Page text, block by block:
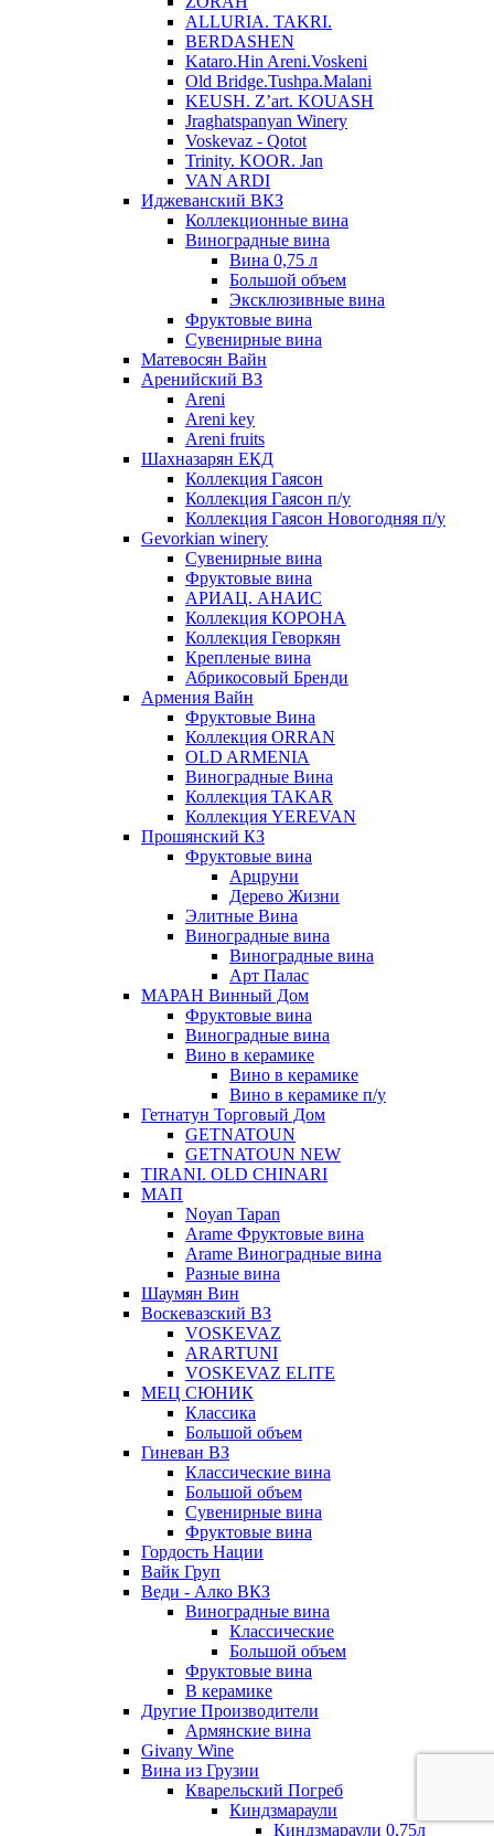
ALLURIA. TAKRI.
BERDASHEN
Kataro.Hin Areni.Voskeni
Old Bridge.Tushpa.Malani
KEUSH. Z’art. KOUASH
Jraghatspanyan Winery
Voskevaz - Qotot
Trinity. KOOR. Jan
VAN ARDI
Иджеванский ВКЗ
Коллекционные вина
Виноградные вина
Вина 0,75 л
Большой объем
Эксклюзивные вина
Фруктовые вина
Cувенирные вина
Матевосян Вайн
Аренийский ВЗ
Areni
Areni key
Areni fruits
Шахназарян ЕКД
Коллекция Гаясон
Коллекция Гаясон п/у
Коллекция Гаясон Новогодняя п/у
Gevorkian winery
Сувенирные вина
Фруктовые вина
АРИАЦ. АНАИС
Коллекция КОРОНА
Коллекция Геворкян
Крепленые вина
Абрикосовый Бренди
Армения Вайн
Фруктовые Вина
Коллекция ORRAN
OLD ARMENIA
Виноградные Вина
Коллекция TAKAR
Коллекция YEREVAN
Прошянский КЗ
Фруктовые вина
Арцруни
Дерево Жизни
Элитные Вина
Виноградные вина
Виноградные вина
Арт Палас
МАРАН Винный Дом
Фруктовые вина
Виноградные вина
Вино в керамике
Вино в керамике
Вино в керамике п/у
Гетнатун Торговый Дом
GETNATOUN
GETNATOUN NEW
TIRANI. OLD CHINARI
МАП
Noyan Tapan
Arame Фруктовые вина
Arame Виноградные вина
Разные вина
Шаумян Вин
Воскевазский ВЗ
VOSKEVAZ
ARARTUNI
VOSKEVAZ ELITE
МЕЦ СЮНИК
Классика
Большой объем
Гиневан ВЗ
Классические вина
Большой объем
Сувенирные вина
Фруктовые вина
Гордость Нации
Вайк Груп
Веди - Алко ВКЗ
Виноградные вина
Классические
Большой объем
Фруктовые вина
В керамике
Другие Производители
Армянские вина
Givany Wine
Вина из Грузии
Кварельский Погреб
Киндзмараули
Киндзмараули 0,75л